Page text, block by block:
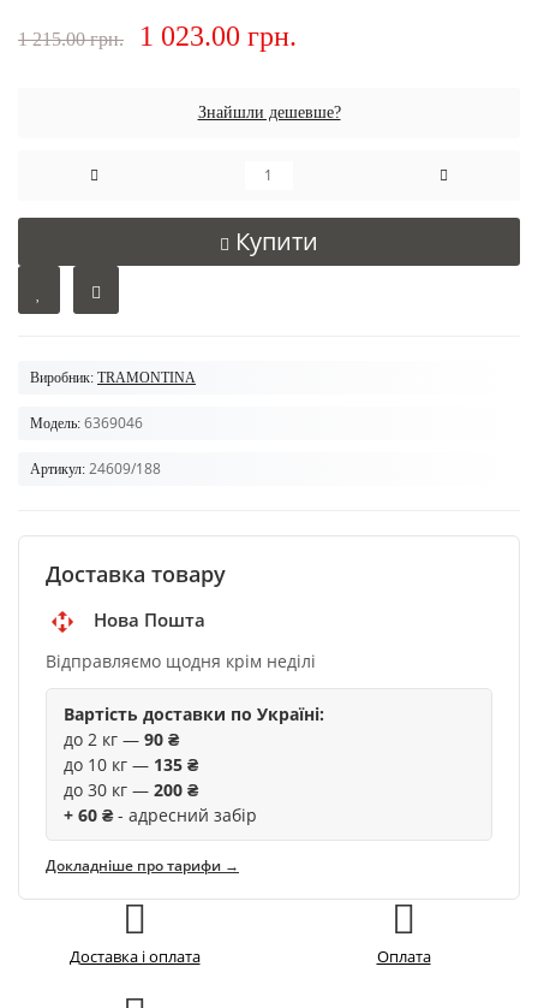
1 215.00 грн. 1 023.00 грн.
Знайшли дешевше?
Купити
Виробник: TRAMONTINA
Модель: 6369046
Артикул: 24609/188
Доставка товару
Нова Пошта
Відправляємо щодня крім неділі
Вартість доставки по Україні:
до 2 кг — 90 ₴
до 10 кг — 135 ₴
до 30 кг — 200 ₴
+ 60 ₴ - адресний забір
Докладніше про тарифи →
Доставка і оплата Оплата